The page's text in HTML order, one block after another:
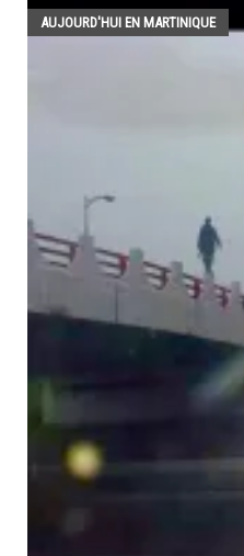
AUJOURD'HUI EN MARTINIQUE